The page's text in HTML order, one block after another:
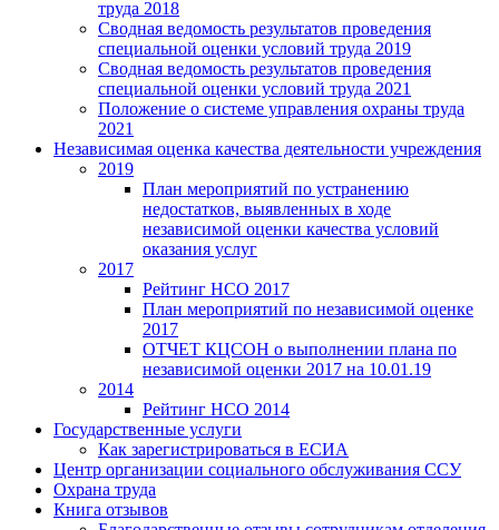
труда 2018
Сводная ведомость результатов проведения
специальной оценки условий труда 2019
Сводная ведомость результатов проведения
специальной оценки условий труда 2021
Положение о системе управления охраны труда
2021
Независимая оценка качества деятельности учреждения
2019
План мероприятий по устранению
недостатков, выявленных в ходе
независимой оценки качества условий
оказания услуг
2017
Рейтинг НСО 2017
План мероприятий по независимой оценке
2017
ОТЧЕТ КЦСОН о выполнении плана по
независимой оценки 2017 на 10.01.19
2014
Рейтинг НСО 2014
Государственные услуги
Как зарегистрироваться в ЕСИА
Центр организации социального обслуживания ССУ
Охрана труда
Книга отзывов